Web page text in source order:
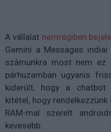
A vállalat nemrégiben
Gemini a Messages indiai
számunkra most nem ez
párhuzamban ugyanis
kiderült, hogy a chatbot
kitétel, hogy rendelkezzünk
RAM-mal szerelt
kevesebb.